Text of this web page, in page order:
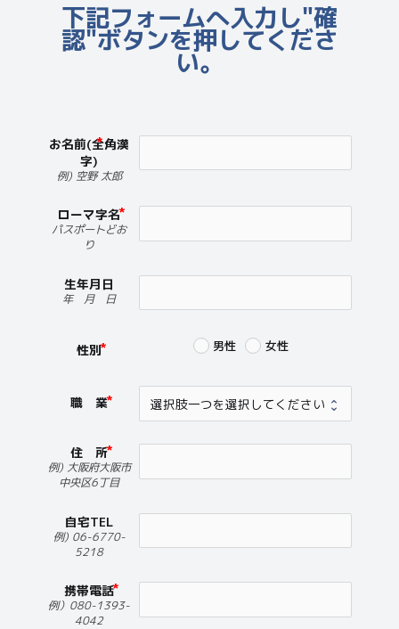
下記フォームへ入力し"確
認"ボタンを押してくださ
い。
お名前(全角漢
字)
例) 空野 太郎
ローマ字名
パスポートどお
り
生年月日
年 月 日
性別 男性 女性
職 業
住 所
例) 大阪府大阪市
中央区6丁目
自宅TEL
例) 06-6770-
5218
携帯電話
例）080-1393-
4042